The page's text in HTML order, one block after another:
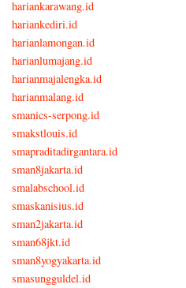
hariankarawang.id
hariankediri.id
harianlamongan.id
harianlumajang.id
harianmajalengka.id
harianmalang.id
smanics-serpong.id
smakstlouis.id
smapraditadirgantara.id
sman8jakarta.id
smalabschool.id
smaskanisius.id
sman2jakarta.id
sman68jkt.id
sman8yogyakarta.id
smasungguldel.id